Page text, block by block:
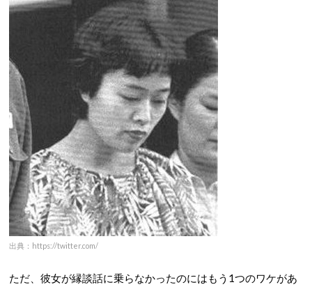
出典：https://twitter.com/
ただ、彼女が縁談話に乗らなかったのにはもう1つのワケがあ